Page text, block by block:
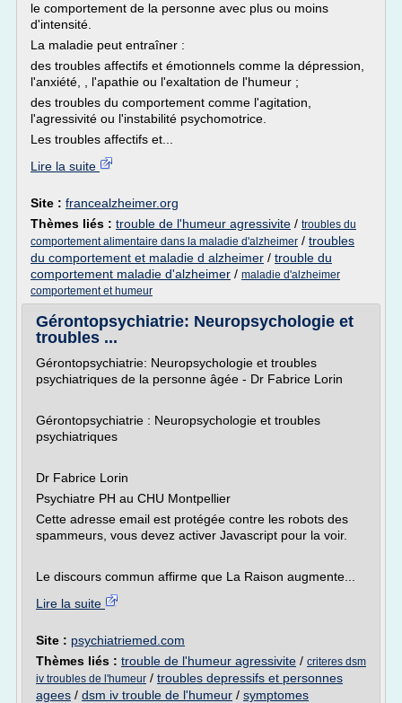
le comportement de la personne avec plus ou moins
d'intensité.
La maladie peut entraîner :
des troubles affectifs et émotionnels comme la dépression,
l'anxiété, , l'apathie ou l'exaltation de l'humeur ;
des troubles du comportement comme l'agitation,
l'agressivité ou l'instabilité psychomotrice.
Les troubles affectifs et...
Lire la suite
Site : francealzheimer.org
Thèmes liés : trouble de l'humeur agressivite / troubles du
comportement alimentaire dans la maladie d'alzheimer / troubles
du comportement et maladie d alzheimer / trouble du
comportement maladie d'alzheimer / maladie d'alzheimer
comportement et humeur
Gérontopsychiatrie: Neuropsychologie et
troubles ...
Gérontopsychiatrie: Neuropsychologie et troubles
psychiatriques de la personne âgée - Dr Fabrice Lorin
Gérontopsychiatrie : Neuropsychologie et troubles
psychiatriques
Dr Fabrice Lorin
Psychiatre PH au CHU Montpellier
Cette adresse email est protégée contre les robots des
spammeurs, vous devez activer Javascript pour la voir.
Le discours commun affirme que La Raison augmente...
Lire la suite
Site : psychiatriemed.com
Thèmes liés : trouble de l'humeur agressivite / criteres dsm
iv troubles de l'humeur / troubles depressifs et personnes
agees / dsm iv trouble de l'humeur / symptomes